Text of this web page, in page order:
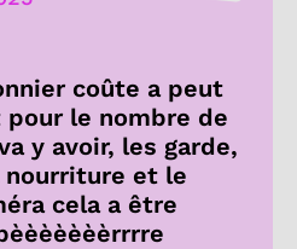
coûte a peut
le nombre de
y avoir, les garde,
nourriture et le
cela a être